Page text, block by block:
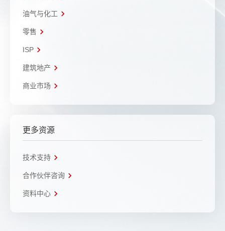
油气与化工
零售
ISP
建筑地产
商业市场
更多资源
技术支持
合作伙伴咨询
资料中心